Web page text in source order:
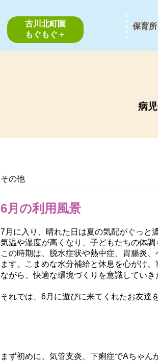
古川北町園
もぐもぐ＋
保育所
病
その他
6月の利用風景
7月に入り、晴れた日は夏の気配がぐっと
気温や湿度が高くなり、子どもたちの体調
この時期は、脱水症状や熱中症、胃腸炎
ます。こまめな水分補給と休息を心がけ
ながら、快適な環境づくりを意識していき
それでは、6月に遊びに来てくれたお友達
まず初めに、気管支炎、下痢症でAちゃん